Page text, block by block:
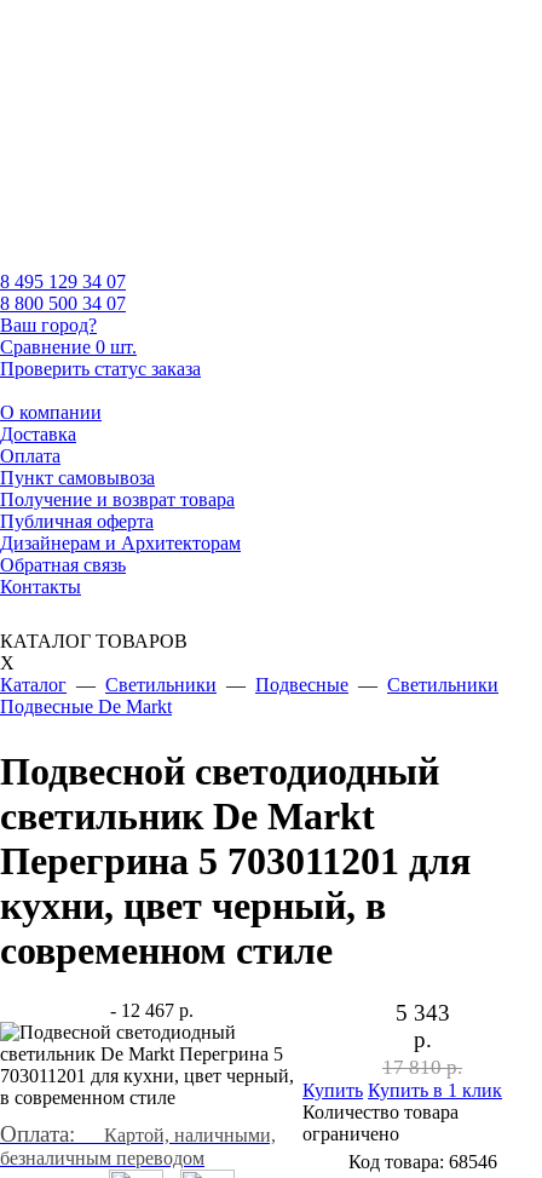
8 495 129 34 07
8 800 500 34 07
Ваш город?
Сравнение 0 шт.
Проверить статус заказа
О компании
Доставка
Оплата
Пункт самовывоза
Получение и возврат товара
Публичная оферта
Дизайнерам и Архитекторам
Обратная связь
Контакты
КАТАЛОГ ТОВАРОВ
X
Каталог — Светильники — Подвесные — Светильники
Подвесные De Markt
Подвесной светодиодный
светильник De Markt
Перегрина 5 703011201 для
кухни, цвет черный, в
современном стиле
- 12 467 р.
Оплата: Картой, наличными,
безналичным переводом
5 343
р.
17 810 р.
Купить Купить в 1 клик
Количество товара
ограничено
Код товара: 68546